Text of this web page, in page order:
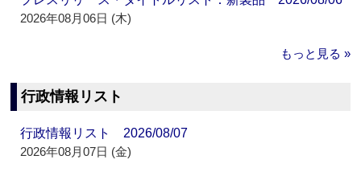
2026年08月06日 (木)
もっと見る »
行政情報リスト
行政情報リスト 2026/08/07
2026年08月07日 (金)